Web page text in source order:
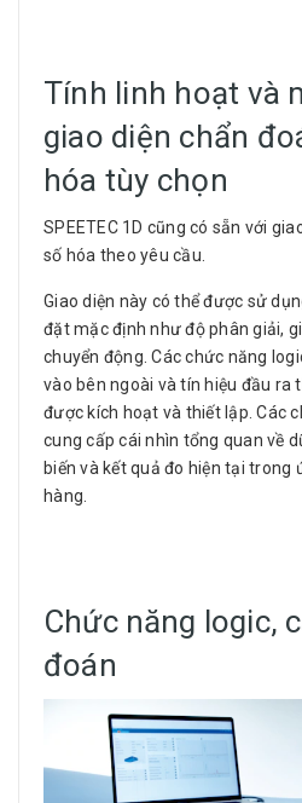
Tính linh hoạt và
giao diện chẩn
hóa tùy chọn
SPEETEC 1D cũng có sẵn với
số hóa theo yêu cầu.
Giao diện này có thể được sử
đặt mặc định như độ phân giải,
chuyển động. Các chức năng
vào bên ngoài và tín hiệu đầu ra
được kích hoạt và thiết lập. Các
cung cấp cái nhìn tổng quan về
biến và kết quả đo hiện tại trong
hàng.
Chức năng logic,
đoán